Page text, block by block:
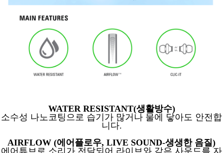
WATER RESISTANT(생활방수)
소수성 나노코팅으로 습기가 많거나 물에 닿아도 안전합
니다.
AIRFLOW (에어플로우, LIVE SOUND-생생한 음질)
에어튜브로 소리가 전달되 어 라이브와 같은 사운드를 자